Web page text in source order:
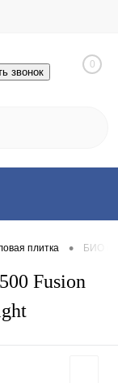
звонок
0
плитка • БИО
Fusion